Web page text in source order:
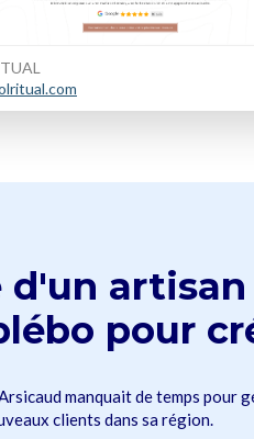
d'un
pour
manquait de temps pour
clients dans sa région.